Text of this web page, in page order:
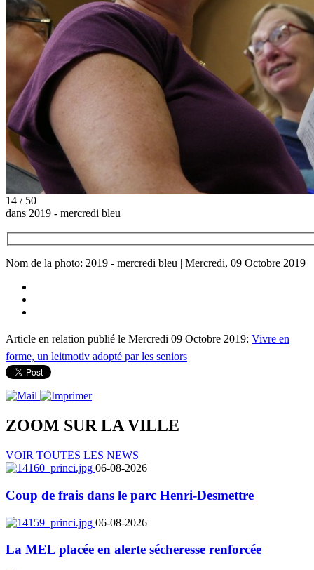
14 / 50
dans 2019 - mercredi bleu
Nom de la photo: 2019 - mercredi bleu | Mercredi, 09 Octobre 2019
Article en relation publié le Mercredi 09 Octobre 2019: Vivre en
forme, un leitmotiv adopté par les seniors
ZOOM SUR LAVILLE
VOIR TOUTES LES NEWS
06-08-2026
Coup de frais dans le parc Henri-Desmettre
06-08-2026
La MEL placée en alerte sécheresse renforcée